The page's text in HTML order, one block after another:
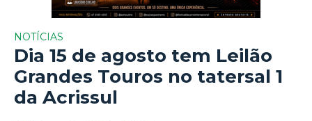
NOTÍCIAS
Dia 15 de agosto tem Leilão
Grandes Touros no tatersal 1
da Acrissul